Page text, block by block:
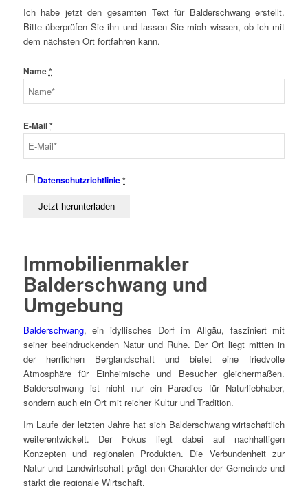
Ich habe jetzt den gesamten Text für Balderschwang erstellt.
Bitte überprüfen Sie ihn und lassen Sie mich wissen, ob ich mit
dem nächsten Ort fortfahren kann.
Name*
E-Mail*
Datenschutzrichtlinie *
Immobilienmakler
Balderschwang und
Umgebung
Balderschwang, ein idyllisches Dorf im Allgäu, fasziniert mit
seiner beeindruckenden Natur und Ruhe. Der Ort liegt mitten in
der herrlichen Berglandschaft und bietet eine friedvolle
Atmosphäre für Einheimische und Besucher gleichermaßen.
Balderschwang ist nicht nur ein Paradies für Naturliebhaber,
sondern auch ein Ort mit reicher Kultur und Tradition.
Im Laufe der letzten Jahre hat sich Balderschwang wirtschaftlich
weiterentwickelt. Der Fokus liegt dabei auf nachhaltigen
Konzepten und regionalen Produkten. Die Verbundenheit zur
Natur und Landwirtschaft prägt den Charakter der Gemeinde und
stärkt die regionale Wirtschaft.